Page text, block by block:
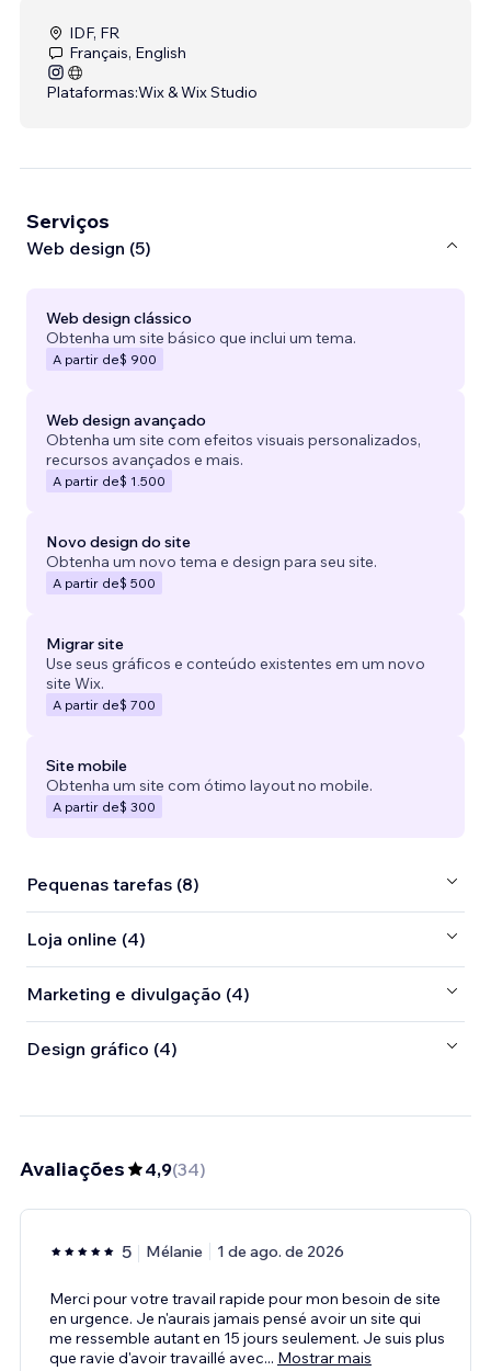
IDF, FR
Français, English
Plataformas:Wix & Wix Studio
Serviços
Web design (5)
Web design clássico
Obtenha um site básico que inclui um tema.
A partir de$ 900
Web design avançado
Obtenha um site com efeitos visuais personalizados,
recursos avançados e mais.
A partir de$ 1.500
Novo design do site
Obtenha um novo tema e design para seu site.
A partir de$ 500
Migrar site
Use seus gráficos e conteúdo existentes em um novo
site Wix.
A partir de$ 700
Site mobile
Obtenha um site com ótimo layout no mobile.
A partir de$ 300
Pequenas tarefas (8)
Loja online (4)
Marketing e divulgação (4)
Design gráfico (4)
Avaliações 4,9(34)
5 Mélanie 1 de ago. de 2026
Merci pour votre travail rapide pour mon besoin de site
en urgence. Je n'aurais jamais pensé avoir un site qui
me ressemble autant en 15 jours seulement. Je suis plus
que ravie d'avoir travaillé avec... Mostrar mais